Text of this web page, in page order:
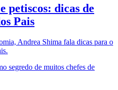
petiscos: dicas de
Pais
Andrea Shima fala dicas para o